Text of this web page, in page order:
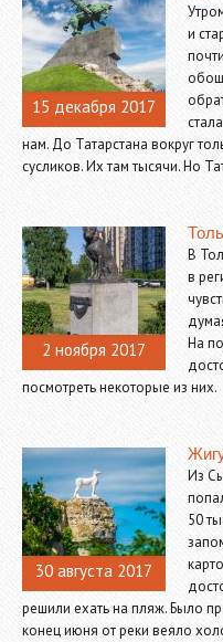
15 декабря 2017
и
нам. До Татарстана вокруг
сусликов. Их там тысячи. Но
2 ноября 2017
В
в
На
посмотреть некоторые из них.
30 августа 2017
Из
50
решили ехать на пляж. Было
конец июня от реки веяло